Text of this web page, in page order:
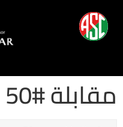
مقابلة #50